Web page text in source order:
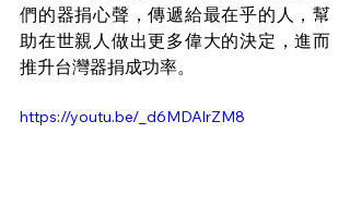
們的器捐心聲，傳遞給最在乎的人，幫
助在世親人做出更多偉大的決定，進而
推升台灣器捐成功率。
https://youtu.be/_d6MDAlrZM8